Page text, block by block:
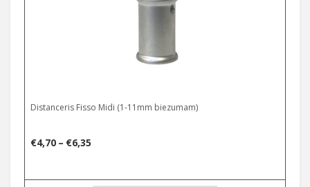
Distanceris Fisso Midi (1-11mm biezumam)
€4,70 – €6,35
€4,70